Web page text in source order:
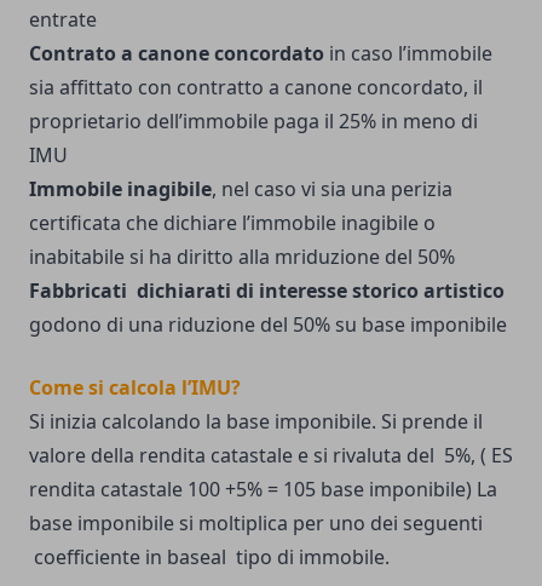
entrate
Contrato a canone concordato in caso l’immobile
sia affittato con contratto a canone concordato, il
proprietario dell’immobile paga il 25% in meno di
IMU
Immobile inagibile, nel caso vi sia una perizia
certificata che dichiare l’immobile inagibile o
inabitabile si ha diritto alla mriduzione del 50%
Fabbricati dichiarati di interesse storico artistico
godono di una riduzione del 50% su base imponibile
Come si calcola l’IMU?
Si inizia calcolando la base imponibile. Si prende il
valore della rendita catastale e si rivaluta del 5%, ( ES
rendita catastale 100 +5% = 105 base imponibile) La
base imponibile si moltiplica per uno dei seguenti
coefficiente in baseal tipo di immobile.